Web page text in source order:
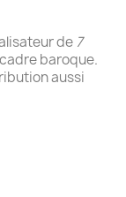
de 7
baroque.
aussi